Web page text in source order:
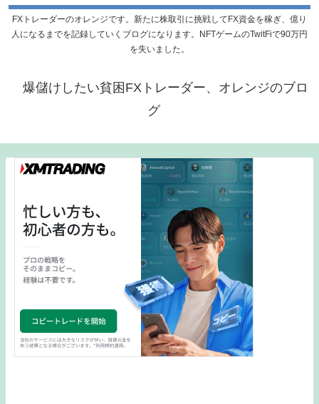
FXトレーダーのオレンジです。新たに株取引に挑戦してFX資金を稼ぎ、億り
人になるまでを記録していくブログになります。NFTゲームのTwitFiで90万円
を失いました。
爆儲けしたい貧困FXトレーダー、オレンジのブロ
グ